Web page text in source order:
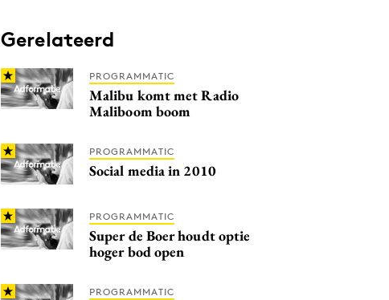
Gerelateerd
PROGRAMMATIC
Malibu komt met Radio
Maliboom boom
PROGRAMMATIC
Social media in 2010
PROGRAMMATIC
Super de Boer houdt optie
hoger bod open
PROGRAMMATIC